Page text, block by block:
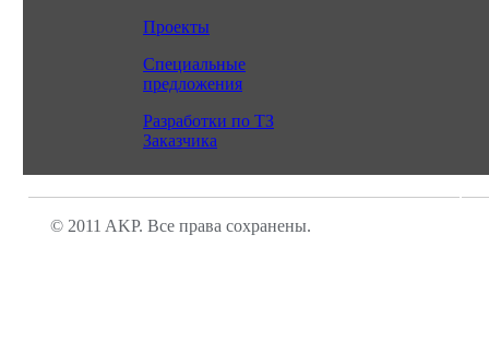
Проекты
Специальные
предложения
Разработки по ТЗ
Заказчика
© 2011 AKP. Все права сохранены.